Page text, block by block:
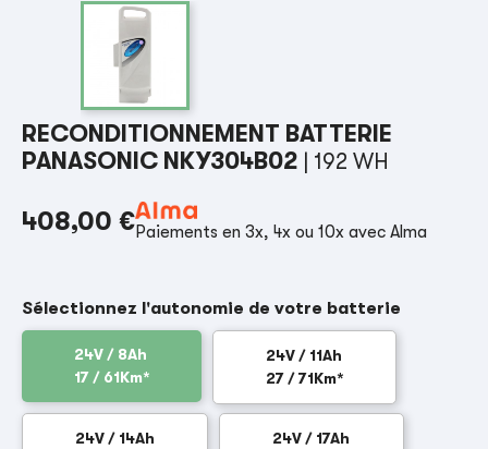
RECONDITIONNEMENT BATTERIE
PANASONIC NKY304B02
| 192 WH
408,00 €Paiements en 3x, 4x ou 10x avec Alma
Sélectionnez l'autonomie de votre batterie
24V / 8Ah
17 / 61Km*
24V / 11Ah
27 / 71Km*
24V / 14Ah
24V / 17Ah